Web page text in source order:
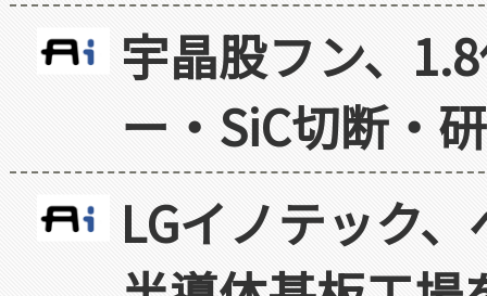
宇晶股フン、
ー・SiC切断・
LGイノテック